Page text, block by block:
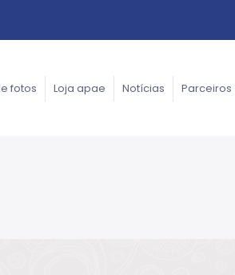
fotos Loja apae Notícias Parceiros